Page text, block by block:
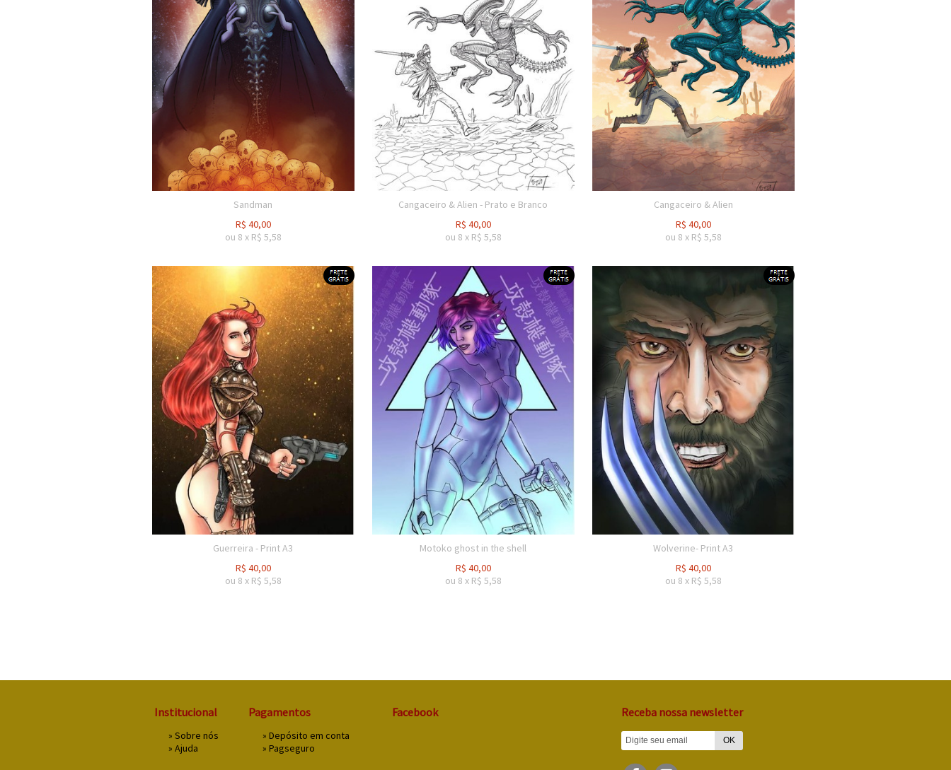
Sandman
R$ 40,00
ou 8 x R$ 5,58
Cangaceiro & Alien - Prato e Branco
R$ 40,00
ou 8 x R$ 5,58
Cangaceiro & Alien
R$ 40,00
ou 8 x R$ 5,58
Guerreira - Print A3
R$ 40,00
ou 8 x R$ 5,58
Motoko ghost in the shell
R$ 40,00
ou 8 x R$ 5,58
Wolverine- Print A3
R$ 40,00
ou 8 x R$ 5,58
Institucional
» Sobre nós
» Ajuda
Pagamentos
» Depósito em conta
» Pagseguro
Facebook Receba nossa newsletter